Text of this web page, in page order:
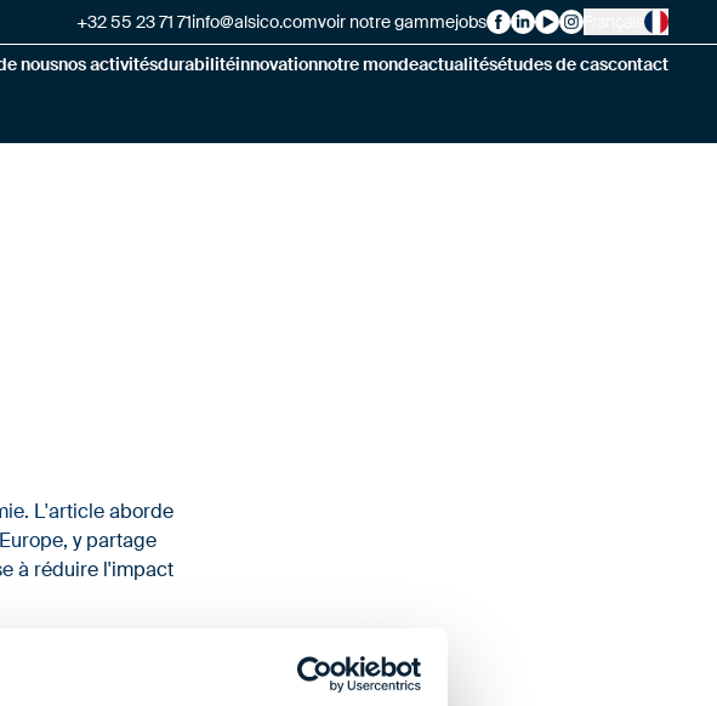
nousnos activitésdurabilitéinnovationnotre mondeactualitésétudes de cascontact
+32 55 23 71 71info@alsico.comvoir notre gammejobs Alsico on Facebook
Alsico on LinkedIn
Alsico on YouTube
Alsico on
L'article aborde
y partage
à réduire l'impact